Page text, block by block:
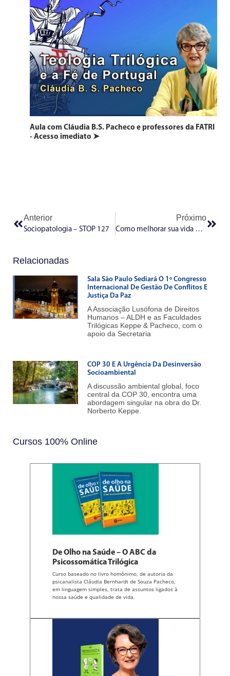
Aula com Cláudia B.S. Pacheco e professores da FATRI
- Acesso imediato ➤
Anterior
Sociopatologia – STOP 127
Próximo
Como melhorar sua vida psíquica fazendo o bem – STOP 129
Relacionadas
Sala São Paulo Sediará O 1º Congresso
Internacional De Gestão De Conflitos E
Justiça Da Paz
A Associação Lusófona de Direitos
Humanos – ALDH e as Faculdades
Trilógicas Keppe & Pacheco, com o
apoio da Secretaria
COP 30 E A Urgência Da Desinversão
Socioambiental
A discussão ambiental global, foco
central da COP 30, encontra uma
abordagem singular na obra do Dr.
Norberto Keppe.
Cursos 100% Online
De Olho na Saúde – O ABC da
Psicossomática Trilógica
Curso baseado no livro homônimo, de autoria da
psicanalista Cláudia Bernhardt de Souza Pacheco,
em linguagem simples, trata de assuntos ligados à
nossa saúde e qualidade de vida.